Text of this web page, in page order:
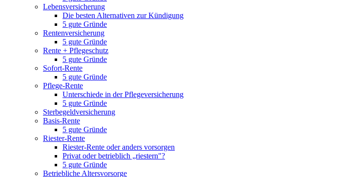
Lebensversicherung
Die besten Alternativen zur Kündigung
5 gute Gründe
Rentenversicherung
5 gute Gründe
Rente + Pflegeschutz
5 gute Gründe
Sofort-Rente
5 gute Gründe
Pflege-Rente
Unterschiede in der Pflegeversicherung
5 gute Gründe
Sterbegeldversicherung
Basis-Rente
5 gute Gründe
Riester-Rente
Riester-Rente oder anders vorsorgen
Privat oder betrieblich „riestern"?
5 gute Gründe
Betriebliche Altersvorsorge